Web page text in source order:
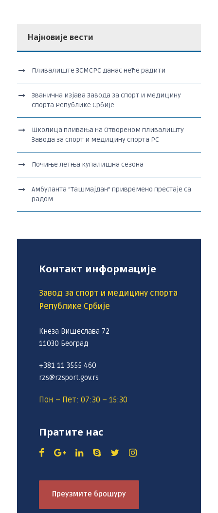
Најновије вести
Пливалиште ЗСМСРС данас неће радити
Званична изјава Завода за спорт и медицину
спорта Републике Србије
Школица пливања на Отвореном пливалишту
Завода за спорт и медицину спорта РС
Почиње летња купалишна сезона
Амбуланта “Ташмајдан“ привремено престаје са
радом
Контакт информације
Завод за спорт и медицину спорта
Републике Србије
Кнеза Вишеслава 72
11030 Београд
+381 11 3555 460
rzs@rzsport.gov.rs
Пон – Пет: 07:30 – 15:30
Пратите нас
Преузмите брошуру